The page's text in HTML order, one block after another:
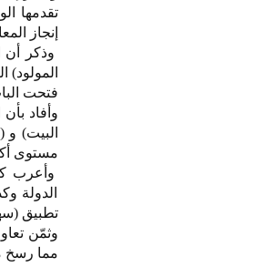
تقدمها
إنجاز
وذكر أن
فتحت
وأفاد
البيت)
مستوى
وأعرب
الدولة
تطبيق
وثمّن
مما رسخ